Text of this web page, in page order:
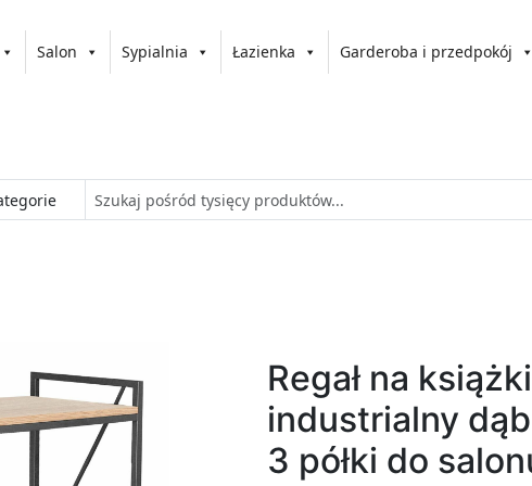
Salon Sypialnia Łazienka Garderoba i przedpokój
Regał na
industrialny
3 półki do